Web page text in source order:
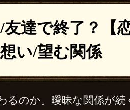
達で終了？【
い/望む関係
るのか。曖昧な関係が続